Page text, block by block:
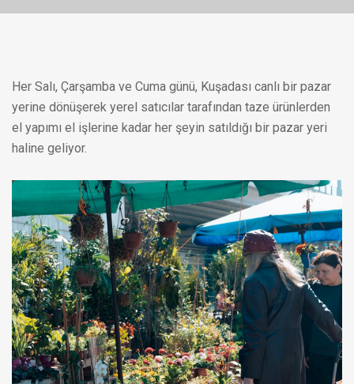
Her Salı, Çarşamba ve Cuma günü, Kuşadası canlı bir pazar
yerine dönüşerek yerel satıcılar tarafından taze ürünlerden
el yapımı el işlerine kadar her şeyin satıldığı bir pazar yeri
haline geliyor.